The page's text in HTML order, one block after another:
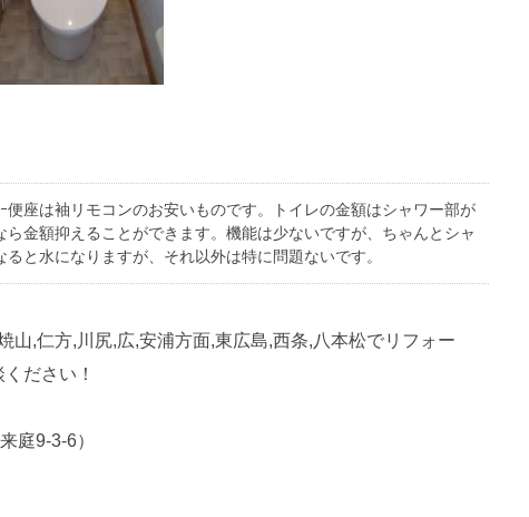
座は袖リモコンのお安いものです。トイレの金額はシャワー部が
金額抑えることができます。機能は少ないですが、ちゃんとシャ
と水になりますが、それ以外は特に問題ないです。
山,仁方,川尻,広,安浦方面,東広島,西条,八本松でリフォー
ださい！
庭9-3-6）